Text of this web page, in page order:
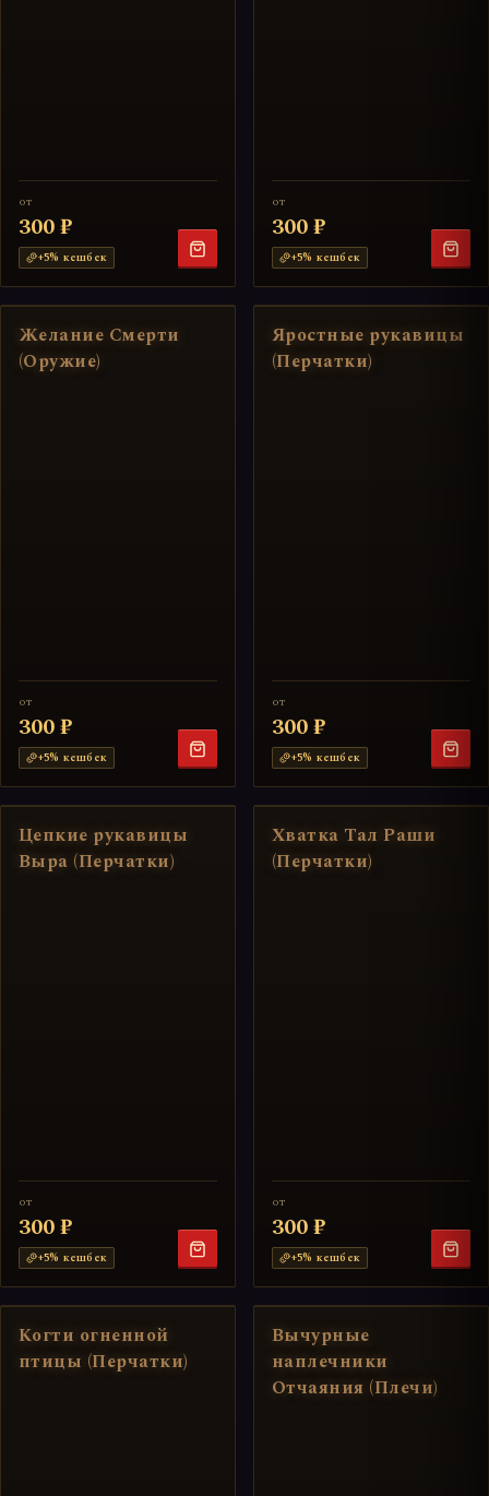
от
300 ₽
+5% кешбек
от
300 ₽
+5% кешбек
Желание Смерти
(Оружие)
от
300 ₽
+5% кешбек
Яростные рукавицы
(Перчатки)
от
300 ₽
+5% кешбек
Цепкие рукавицы
Выра (Перчатки)
от
300 ₽
+5% кешбек
Хватка Тал Раши
(Перчатки)
от
300 ₽
+5% кешбек
Когти огненной
птицы (Перчатки)
Вычурные
наплечники
Отчаяния (Плечи)